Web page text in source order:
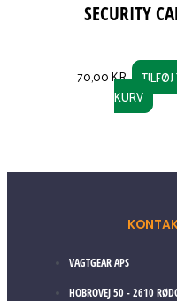
SECURITY
70,00KR.
TILFØJ
KURV
VAGTGEAR APS
HOBROVEJ 50 - 2610